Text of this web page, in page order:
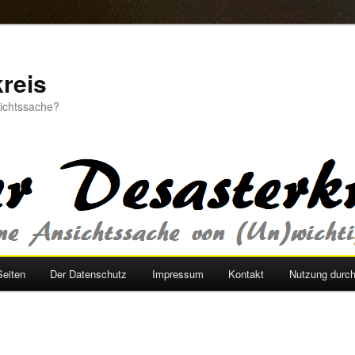
Der Datenschutz Impressum Kontakt Nutzung